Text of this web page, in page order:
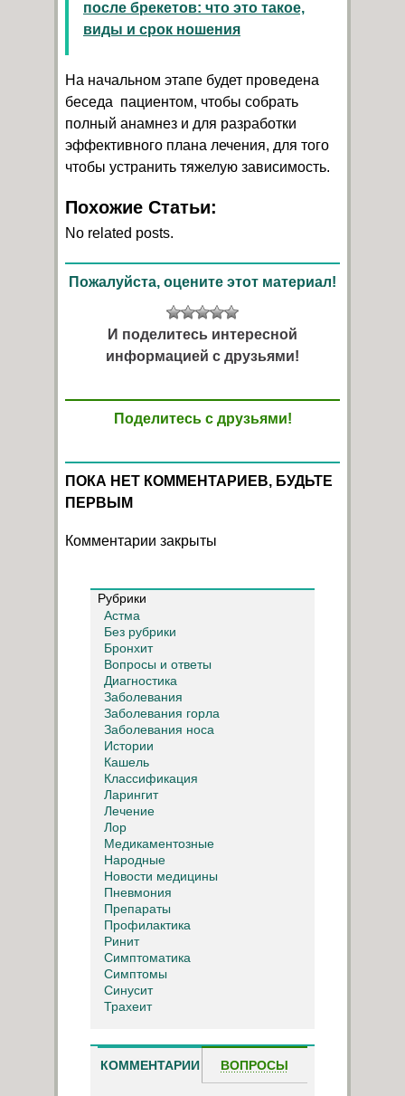
после брекетов: что это такое,
виды и срок ношения
На начальном этапе будет проведена
беседа пациентом, чтобы собрать
полный анамнез и для разработки
эффективного плана лечения, для того
чтобы устранить тяжелую зависимость.
Похожие Статьи:
No related posts.
Пожалуйста, оцените этот материал!
И поделитесь интересной
информацией с друзьями!
Поделитесь с друзьями!
ПОКА НЕТ КОММЕНТАРИЕВ, БУДЬТЕ
ПЕРВЫМ
Комментарии закрыты
Рубрики
Астма
Без рубрики
Бронхит
Вопросы и ответы
Диагностика
Заболевания
Заболевания горла
Заболевания носа
Истории
Кашель
Классификация
Ларингит
Лечение
Лор
Медикаментозные
Народные
Новости медицины
Пневмония
Препараты
Профилактика
Ринит
Симптоматика
Симптомы
Синусит
Трахеит
КОММЕНТАРИИ ВОПРОСЫ